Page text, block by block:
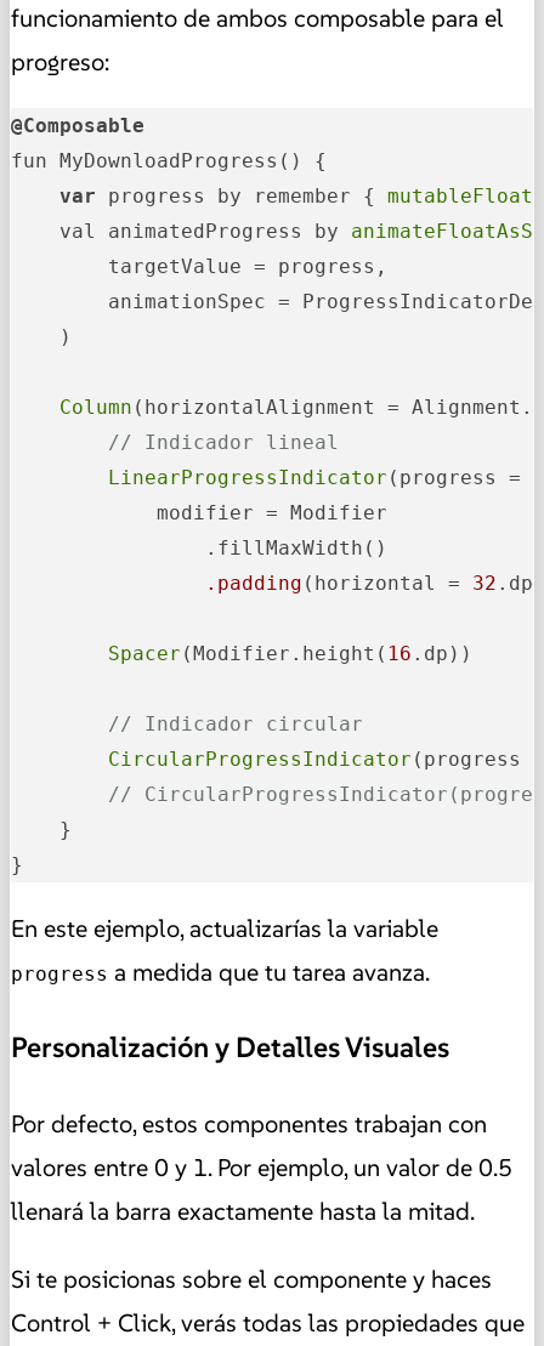
funcionamiento de ambos composable para el
progreso:
@Composable
fun MyDownloadProgress() {
var progress by remember {
    val animatedProgress by
        targetValue = progress,
animationSpec =
    )
Column (horizontalAlignment =
// Indicador lineal
LinearProgressIndicator (progress =
            modifier = Modifier
                .fillMaxWidth()
.padding (horizontal = 32
Spacer (Modifier.height( 16 .dp))
// Indicador circular
CircularProgressIndicator (progress
//
    }
}
En este ejemplo, actualizarías la variable
progress a medida que tu tarea avanza.
Personalización y Detalles Visuales
Por defecto, estos componentes trabajan con
valores entre 0 y 1. Por ejemplo, un valor de 0.5
llenará la barra exactamente hasta la mitad.
Si te posicionas sobre el componente y haces
Control + Click, verás todas las propiedades que